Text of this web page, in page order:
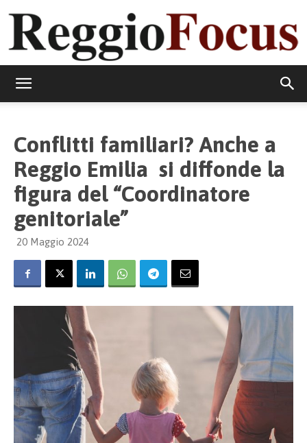
Conflitti familiari? Anche a
Reggio Emilia si diffonde la
figura del “Coordinatore
genitoriale”
20 Maggio 2024